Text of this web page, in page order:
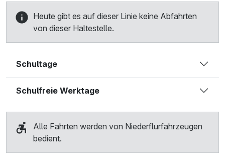
Heute gibt es auf dieser Linie keine Abfahrten
von dieser Haltestelle.
Schultage
Schulfreie Werktage
Alle Fahrten werden von Niederflurfahrzeugen
bedient.